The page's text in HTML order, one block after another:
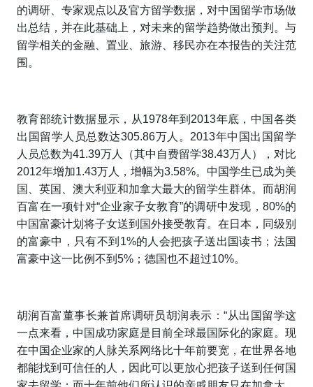
的调研、专家观点以及官方留学数据，对中国留学市场做
出总结，并在此基础上，对未来的留学趋势做出预判。与
留学相关的金融、置业、旅游、移民亦在本报告的关注范
围。
教育部统计数据显示，从1978年到2013年底，中国各类
出国留学人员总数达305.86万人。2013年中国出国留学
人员总数为41.39万人（其中自费留学38.43万人），对比
2012年增加1.43万人，增幅为3.58%。中国学生已成为美
国、英国、澳大利亚和加拿大最大的留学生群体。而胡润
百富在一项针对“企业家子女教育”的调研中发现，80%的
中国富豪计划将子女送到国外接受教育。在日本，同级别
的富豪中，只有不到1%的人会把孩子送出国读书；法国
富豪中这一比例不到5%；德国也不超过10%。
胡润百富董事长兼首席调研员胡润表示：“从出国留学这
一点来看，中国成功家庭是目前全球最国际化的家庭。现
在中国企业家的人脉关系网络比十年前要宽，在世界各地
都能找到可信任的人，因此可以更放心把孩子送到任何国